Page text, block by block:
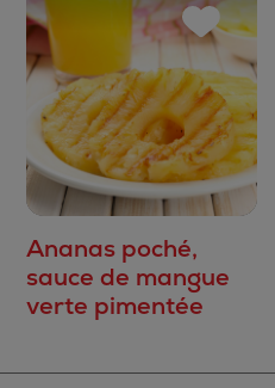
Ananas poché,
sauce de mangue
verte pimentée